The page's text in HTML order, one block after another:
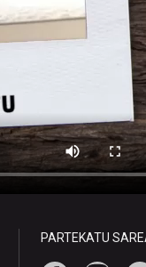
PARTEKATU